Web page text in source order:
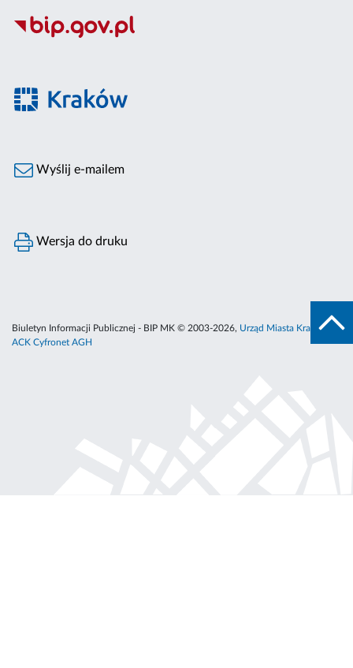
Wyślij e-mailem
Wersja do druku
Biuletyn Informacji Publicznej - BIP MK © 2003-2026, Urząd Miasta Krakowa
ACK Cyfronet AGH